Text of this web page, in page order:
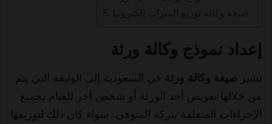
صيغة وكالة توزيع الميراث إلكترونيا
إعداد نموذج وكالة ورثة
تشير صيغة وكالة ورثة في السعودية إلى الوثيقة التي يتم
من خلالها تفويض أحد الورثة أو شخص آخر للقيام بجميع
الإجراءات المتعلقة بتركة المتوفى، سواء كان ذلك لتوزيعها